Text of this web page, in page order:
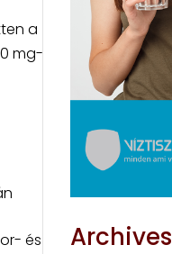
a
mg-
és Archives